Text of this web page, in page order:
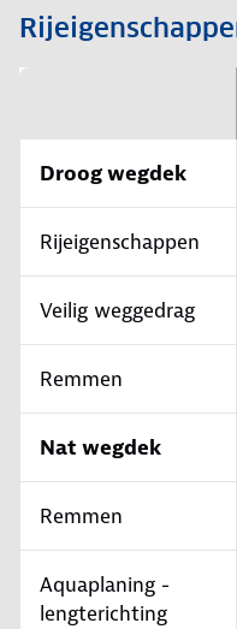
Droog wegdek
Rijeigenschappen
Veilig weggedrag
Remmen
Nat wegdek
Remmen
Aquaplaning -
lengterichting